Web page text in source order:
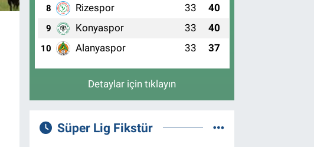
8 Rizespor 33 40
9 Konyaspor 33 40
10 Alanyaspor 33 37
Detaylar için tıklayın
Süper Lig Fikstür